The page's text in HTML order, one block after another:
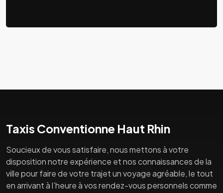
Taxis Conventionne Haut Rhin
Soucieux de vous satisfaire, nous mettons à votre
disposition notre expérience et nos connaissances de la
ville pour faire de votre trajet un voyage agréable, le tout
en arrivant à l’heure à vos rendez-vous personnels comme